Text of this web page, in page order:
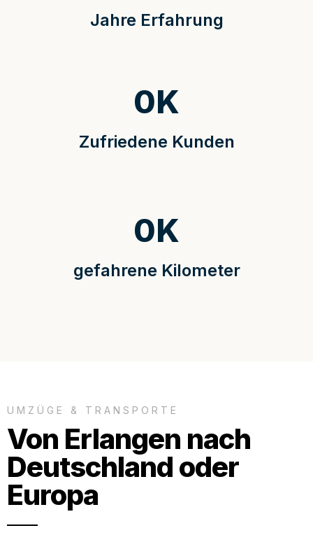
Jahre Erfahrung
Zufriedene Kunden
0K
gefahrene Kilometer
0K
UMZÜGE & TRANSPORTE
Von Erlangen nach
Deutschland oder
Europa